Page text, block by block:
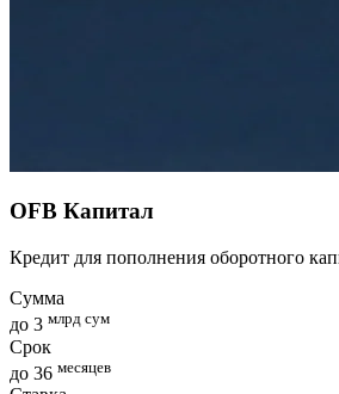
OFB Капитал
Кредит для пополнения оборотного
Сумма
до 3 млрд сум
Срок
до 36 месяцев